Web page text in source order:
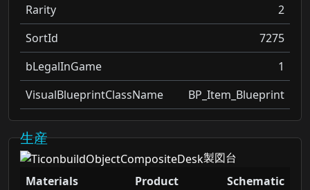
Rarity
2
SortId
7275
bLegalInGame
1
VisualBlueprintClassName
BP_Item_Blueprint
生産
製図台
Materials
Product
Schematic